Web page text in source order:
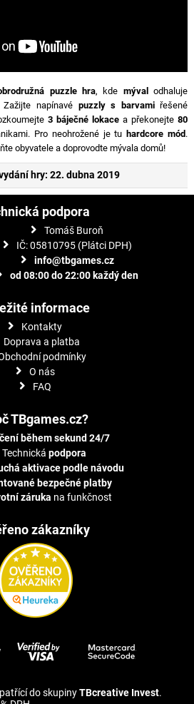
puzzle hra, kde mývalodhaluje
Zažijte napínavé puzzly s barvamiřešené
3 báječné lokace a překonejte80
Pro neohrožené je tuhardcore mód.
obyvatele a doprovodte mývala domů!
hry: 22. dubna 2019
podpora
Tomáš Buroň
IČ: 05810795 (Plátci DPH)
info@tbgames.cz
od 08:00 do 22:00 každý den
informace
Kontakty
Doprava a platba
podmínky
O nás
FAQ
TBgames.cz?
během sekund 24/7
Technická podpora
aktivace podle návodu
bezpečné platby
záruka na funkčnost
zákazníky
do skupinyTBcreative Invest.